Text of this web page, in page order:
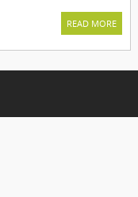
READ MORE